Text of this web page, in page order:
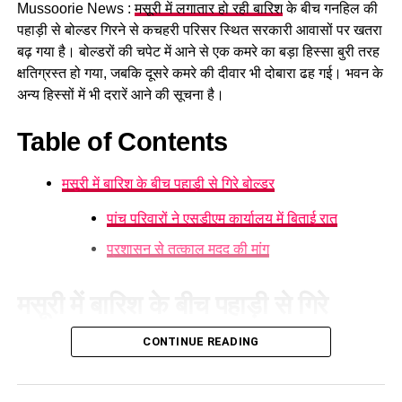
GST संशोधित अध्यादेश को मंजूरी।
नैनीताल हाईकोर्ट के लिए हल्द्वानी गौलापार में 30 हेक्टेयर जमीन
देने का फैसला।
राज्य क्रीड़ा विश्वविद्यालय हल्द्वानी के लिए 122 पदों के सृजन को
जल जीवन मिशन में केंद्र की गाइडलाइंस लागू होंगी।
कुष्ठ रोग से पीड़ित व्यक्ति भी सहकारी समिति का सदस्य बन
मेरठ से हरिद्वार तक गंगा एक्सप्रेसवे विस्तार के लिए यूपी से
समझौता होगा।
संशोधन
औद्योगिक नियमावली को मंजूरी, श्रमिक शिकायतों के त्वरित
Mussoorie News :मसूरी में लगातार हो रही बारिशके बीच गनहिल की
पहाड़ी से बोल्डर गिरने से कचहरी परिसर स्थित सरकारी आवासों पर खतरा
बढ़ गया है। बोल्डरों की चपेट में आने से एक कमरे का बड़ा हिस्सा बुरी तरह
क्षतिग्रस्त हो गया, जबकि दूसरे कमरे की दीवार भी दोबारा ढह गई। भवन के
अन्य हिस्सों में भी दरारें आने की सूचना है।
Table of Contents
मसूरी में बारिश के बीच पहाड़ी से गिरे बोल्डर
पांच परिवारों ने एसडीएम कार्यालय में बिताई रात
प्रशासन से तत्काल मदद की मांग
CONTINUE READING